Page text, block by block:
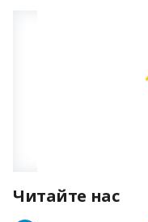
Читайте нас